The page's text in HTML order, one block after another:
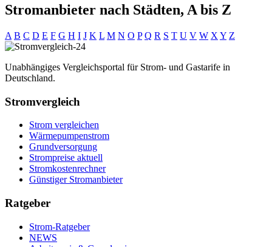
Stromanbieter nach Städten, A bis Z
A B C D E F G H I J K L M N O P Q R S T U V W X Y Z
Unabhängiges Vergleichsportal für Strom- und Gastarife in
Deutschland.
Stromvergleich
Strom vergleichen
Wärmepumpenstrom
Grundversorgung
Strompreise aktuell
Stromkostenrechner
Günstiger Stromanbieter
Ratgeber
Strom-Ratgeber
NEWS